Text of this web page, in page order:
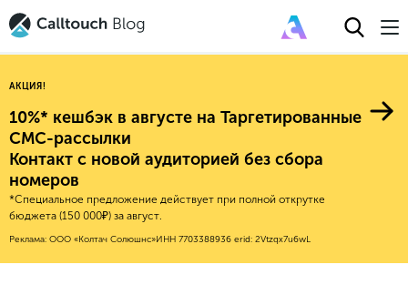
Авторитейл
Финансы
Е-коммерс
2025
2024
Новые продукты
Эксплейнеры
Обновления продуктов Calltouch
Индекс здоровья российского
АКЦИЯ!
10%* кешбэк в августе на Таргетированные
СМС-рассылки
Контакт с новой аудиторией без сбора
номеров
*Специальное предложение действует при полной открутке
бюджета (150 000₽) за август.
Реклама: ООО «Колтач Солюшнс»ИНН 7703388936 erid: 2Vtzqx7u6wL